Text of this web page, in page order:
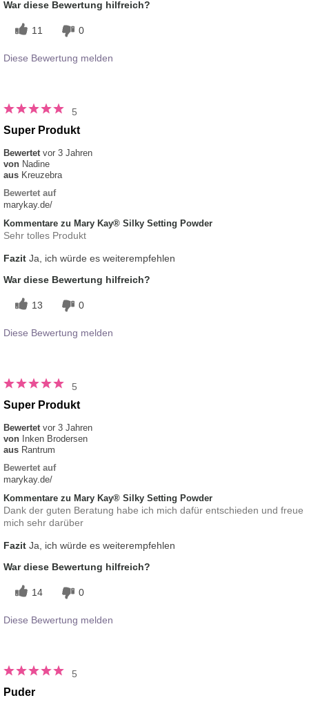
War diese Bewertung hilfreich?
11 0
Diese Bewertung melden
5
Super Produkt
Bewertet vor 3 Jahren
von Nadine
aus Kreuzebra
Bewertet auf
marykay.de/
Kommentare zu Mary Kay® Silky Setting Powder
Sehr tolles Produkt
Fazit Ja, ich würde es weiterempfehlen
War diese Bewertung hilfreich?
13 0
Diese Bewertung melden
5
Super Produkt
Bewertet vor 3 Jahren
von Inken Brodersen
aus Rantrum
Bewertet auf
marykay.de/
Kommentare zu Mary Kay® Silky Setting Powder
Dank der guten Beratung habe ich mich dafür entschieden und freue
mich sehr darüber
Fazit Ja, ich würde es weiterempfehlen
War diese Bewertung hilfreich?
14 0
Diese Bewertung melden
5
Puder